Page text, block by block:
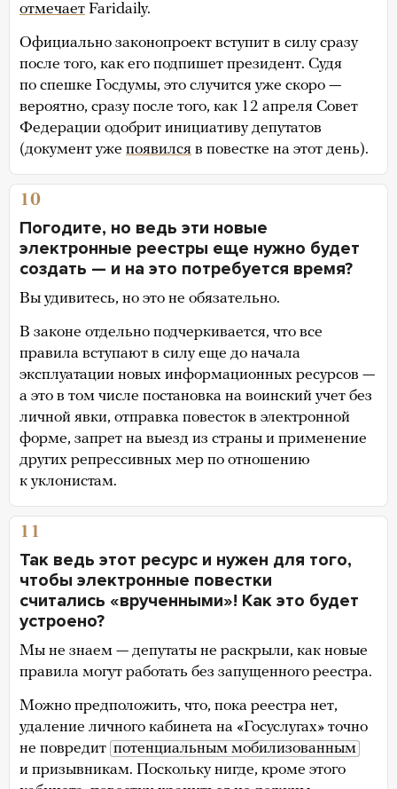
отмечает Faridaily.
Официально законопроект вступит в силу сразу
после того, как его подпишет президент. Судя
по спешке Госдумы, это случится уже скоро —
вероятно, сразу после того, как 12 апреля Совет
Федерации одобрит инициативу депутатов
(документ уже появился в повестке на этот день).
10
Погодите, но ведь эти новые
электронные реестры еще нужно будет
создать — и на это потребуется время?
Вы удивитесь, но это не обязательно.
В законе отдельно подчеркивается, что все
правила вступают в силу еще до начала
эксплуатации новых информационных ресурсов —
а это в том числе постановка на воинский учет без
личной явки, отправка повесток в электронной
форме, запрет на выезд из страны и применение
других репрессивных мер по отношению
к уклонистам.
11
Так ведь этот ресурс и нужен для того,
чтобы электронные повестки
считались «врученными»! Как это будет
устроено?
Мы не знаем — депутаты не раскрыли, как новые
правила могут работать без запущенного реестра.
Можно предположить, что, пока реестра нет,
удаление личного кабинета на «Госуслугах» точно
не повредит потенциальным мобилизованным
и призывникам. Поскольку нигде, кроме этого